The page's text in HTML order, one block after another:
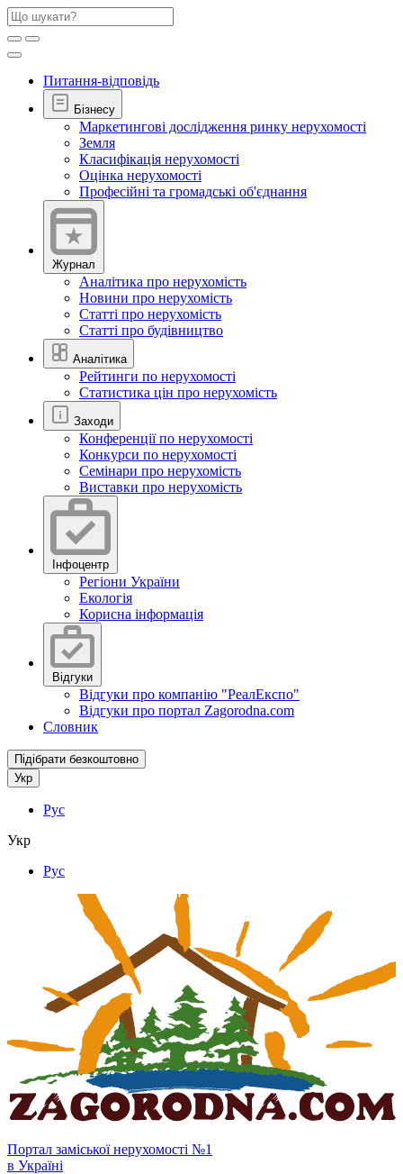
Питання-відповідь
Бізнесу
Маркетингові дослідження ринку нерухомості
Земля
Класифікація нерухомості
Оцінка нерухомості
Професійні та громадські об'єднання
Журнал
Аналітика про нерухомість
Новини про нерухомість
Статті про нерухомість
Статті про будівництво
Аналітика
Рейтинги по нерухомості
Статистика цін про нерухомість
Заходи
Конференції по нерухомості
Конкурси по нерухомості
Семінари про нерухомість
Виставки про нерухомість
Інфоцентр
Регіони України
Екологія
Корисна інформація
Відгуки
Відгуки про компанію "РеалЕкспо"
Відгуки про портал Zagorodna.com
Словник
Підібрати безкоштовно
Укр
Рус
Укр
Рус
Портал заміської нерухомості №1
в Україні